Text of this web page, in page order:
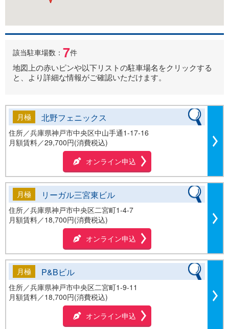
該当駐車場数： 7件
地図上の赤いピンや以下リストの駐車場名をクリックする
と、より詳細な情報がご確認いただけます。
月極 北野フェニックス
住所／兵庫県神戸市中央区中山手通1-17-16
月額賃料／29,700円(消費税込)
オンライン申込
月極 リーガル三宮東ビル
住所／兵庫県神戸市中央区二宮町1-4-7
月額賃料／18,700円(消費税込)
オンライン申込
月極 P&Bビル
住所／兵庫県神戸市中央区二宮町1-9-11
月額賃料／18,700円(消費税込)
オンライン申込